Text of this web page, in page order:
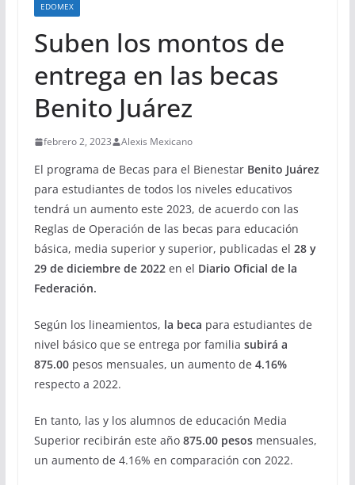
EDOMEX
Suben los montos de
entrega en las becas
Benito Juárez
febrero 2, 2023 Alexis Mexicano
El programa de Becas para el BienestarBenito Juárez
para estudiantes de todos los niveles educativos
tendrá un aumento este 2023, de acuerdo con las
Reglas de Operación de las becas para educación
básica, media superior y superior, publicadas el 28 y
29 de diciembre de 2022 en el Diario Oficial de la
Federación.
Según los lineamientos, la beca para estudiantes de
nivel básico que se entrega por familia subirá a
875.00 pesos mensuales, un aumento de 4.16%
respecto a 2022.
En tanto, las y los alumnos de educación Media
Superior recibirán este año 875.00 pesosmensuales,
un aumento de 4.16% en comparación con 2022.